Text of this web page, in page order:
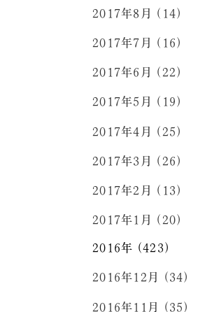
2017年8月 (14)
2017年7月 (16)
2017年6月 (22)
2017年5月 (19)
2017年4月 (25)
2017年3月 (26)
2017年2月 (13)
2017年1月 (20)
2016年 (423)
2016年12月 (34)
2016年11月 (35)